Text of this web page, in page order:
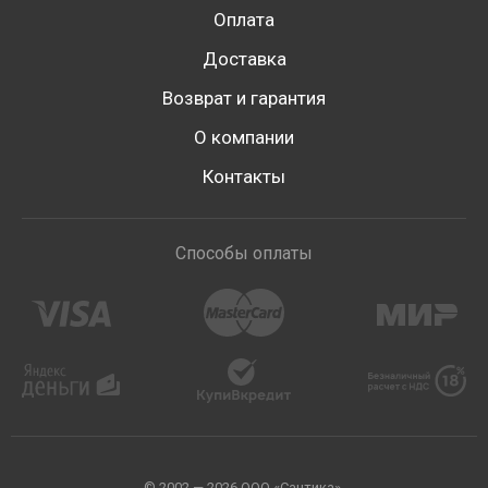
Оплата
Доставка
Возврат и гарантия
О компании
Контакты
Способы оплаты